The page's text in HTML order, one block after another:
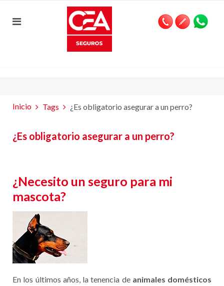
Inicio Tags ¿Es obligatorio asegurar a un perro?
¿Es obligatorio asegurar a un perro?
¿Necesito un seguro para mi
mascota?
En los últimos años, la tenencia de animales domésticos